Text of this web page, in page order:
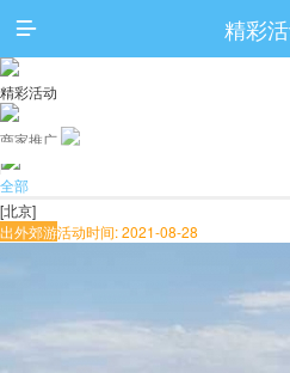
 精彩
精彩活动
商家推广
全部
[北京]
出外郊游活动时间: 2021-08-28